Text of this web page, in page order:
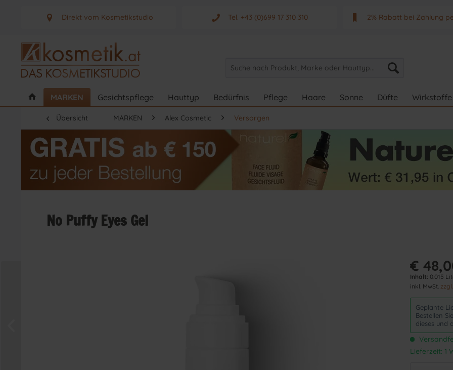
Direkt vom Kosmetikstudio Tel. +43 (0)699 17 310 310 2% Rabatt bei Zahlung
MARKEN Gesichtspflege Hauttyp Bedürfnis Pflege Haare Sonne Düfte Wirkstoffe
Übersicht MARKEN Alex Cosmetic Versorgen
No Puffy Eyes Gel
€
Inhalt: 0.015
inkl. MwSt.
Geplante
Bestellen
dieses und
Lieferzeit: 1